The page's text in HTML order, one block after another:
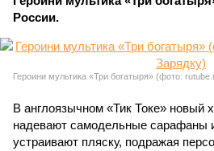
России.
Героини мультика «Три богатыря» (фото:
В англоязычном «Тик Токе» новый
надевают самодельные сарафаны
устраивают пляску, подражая